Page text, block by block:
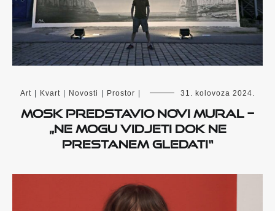
Art | Kvart | Novosti | Prostor | 31. kolovoza 2024.
Mosk predstavio novi mural –
„Ne mogu vidjeti dok ne
prestanem gledati“